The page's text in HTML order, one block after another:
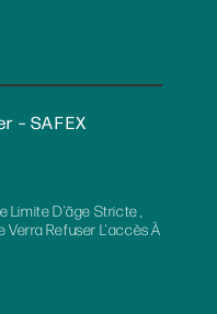
– SAFEX
D’âge Stricte ,
Verra Refuser L’accès À